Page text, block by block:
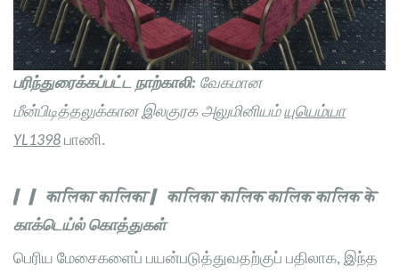
பரிந்துரைக்கப்பட்ட நாற்காலி: வேகமான
மீன்பிடித்தலுக்கான இலகுரக அலுமினியம் யுயெம்யா
YL1398 பாணி.
▎ ▎ कालिका कालिका ▎ कालिका कालिक कालिक कालिक के
காக்டெய்ல் கொத்துகள்
பெரிய மேசைகளைப் பயன்படுத்துவதற்குப் பதிலாக, இந்த